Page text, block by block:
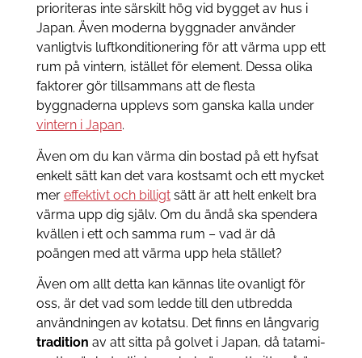
prioriteras inte särskilt hög vid bygget av hus i
Japan. Även moderna byggnader använder
vanligtvis luftkonditionering för att värma upp ett
rum på vintern, istället för element. Dessa olika
faktorer gör tillsammans att de flesta
byggnaderna upplevs som ganska kalla under
vintern i Japan.
Även om du kan värma din bostad på ett hyfsat
enkelt sätt kan det vara kostsamt och ett mycket
mer effektivt och billigtsätt är att helt enkelt bra
värma upp dig själv. Om du ändå ska spendera
kvällen i ett och samma rum – vad är då
poängen med att värma upp hela stället?
Även om allt detta kan kännas lite ovanligt för
oss, är det vad som ledde till den utbredda
användningen av kotatsu. Det finns en långvarig
tradition av att sitta på golvet i Japan, då tatami-